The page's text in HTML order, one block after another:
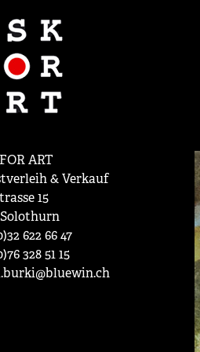
ART
& Verkauf
15
Solothurn
622 66 47
328 51 15